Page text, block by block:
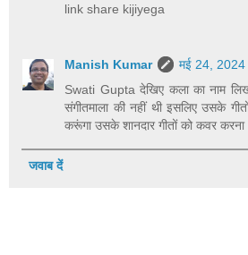
link share kijiyega
Manish Kumar
मई 24, 2024
Swati Gupta देखिए कला का नाम
संगीतमाला की नहीं थी इसलिए उसके
करूंगा उसके शानदार गीतों को कवर
जवाब दें